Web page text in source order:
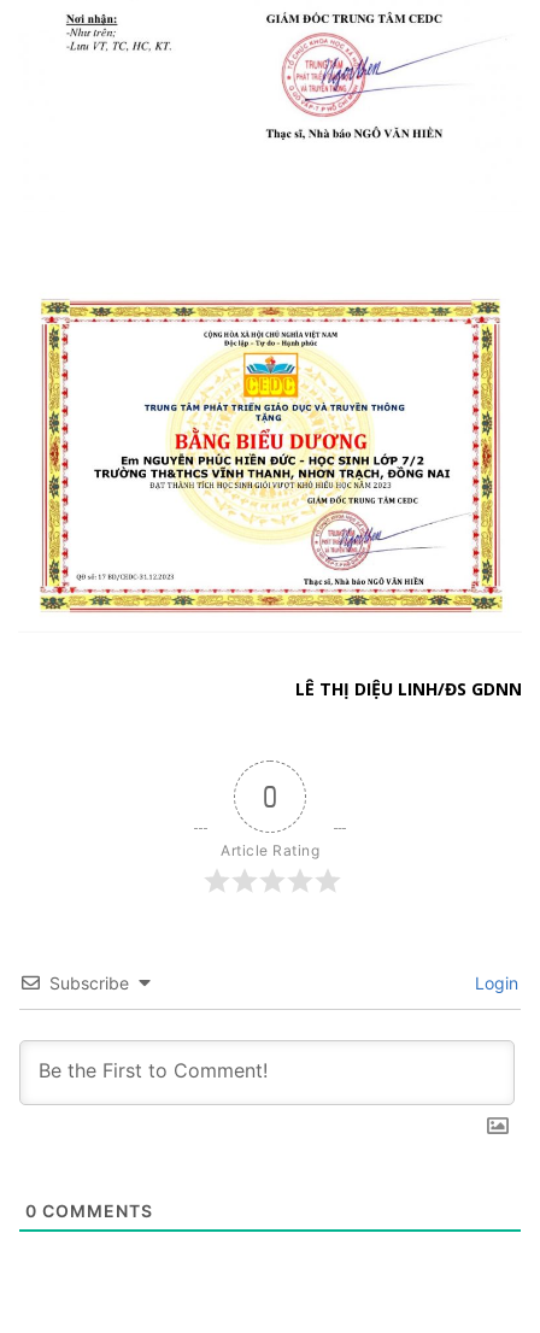
LÊ THỊ DIỆU LINH/ĐS GDNN
0
Article Rating
Subscribe Login
0 COMMENTS